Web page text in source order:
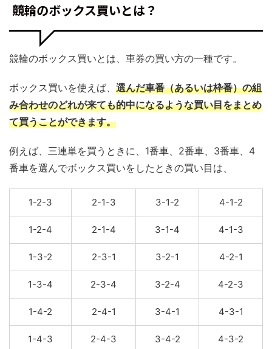
競輪のボックス買いとは？
競輪のボックス買いとは、車券の買い方の一種です。
ボックス買いを使えば、 選んだ車番（あるいは枠番）の組
み合わせのどれが来ても的中になるような買い目をまとめ
て買うことができます。
例えば、三連単を買うときに、1番車、2番車、3番車、4
番車を選んでボックス買いをしたときの買い目は、
1-2-3 2-1-3 3-1-2 4-1-2
1-2-4 2-1-4 3-1-4 4-1-3
1-3-2 2-3-1 3-2-1 4-2-1
1-3-4 2-3-4 3-2-4 4-2-3
1-4-2 2-4-1 3-4-1 4-3-1
1-4-3 2-4-3 3-4-2 4-3-2